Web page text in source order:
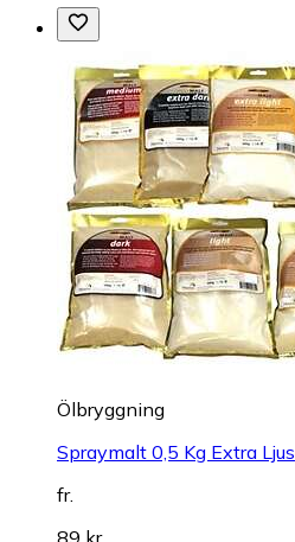
Ölbryggning
Spraymalt 0,5 Kg Extra Ljus
fr.
89 kr